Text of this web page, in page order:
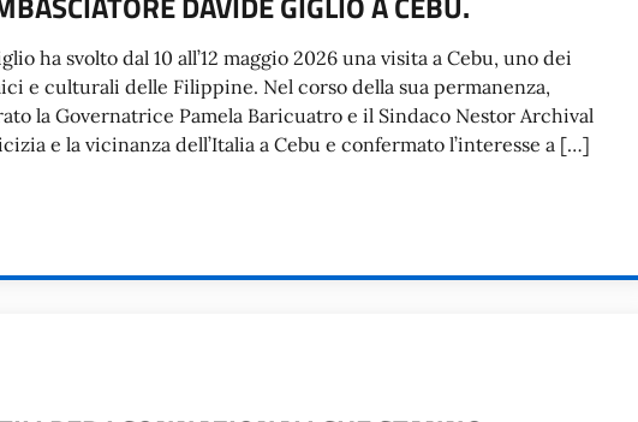
ha svolto dal 10 all’12 maggio 2026 una visita a Cebu, uno dei
e culturali delle Filippine. Nel corso della sua permanenza,
la Governatrice Pamela Baricuatro e il Sindaco Nestor Archival
e la vicinanza dell’Italia a Cebu e confermato l’interesse a […]